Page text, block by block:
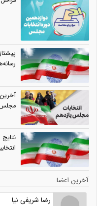
آخرین اعضا
رضا شریفی نیا